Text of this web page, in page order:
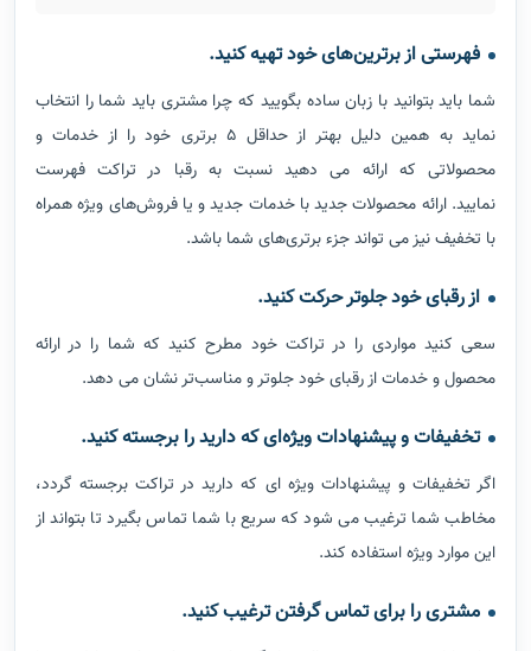
فهرستی از برترین‌های خود تهیه کنید
شما باید بتوانید با زبان ساده بگویید که چرا مشتری باید شما را انتخاب
نماید به همین دلیل بهتر از حداقل 5 برتری خود را از خدمات و
محصولاتی که ارائه می دهید نسبت به رقبا در تراکت فهرست
نمایید.
ارائه محصولات جدید با خدمات جدید و یا فروش‌های ویژه همراه
با تخفیف نیز می تواند جزء برتری‌های شما باشد.
از رقبای خود جلوتر حرکت کنید.
سعی کنید مواردی را در تراکت خود مطرح کنید که شما را در ارائه
محصول و خدمات از رقبای خود جلوتر و مناسب‌تر نشان می دهد.
تخفیفات و پیشنهادات ویژه‌ای که دارید را برجسته کنید.
اگر تخفیفات و پیشنهادات ویژه ای که دارید در تراکت برجسته گردد،
مخاطب شما ترغیب می شود که سریع با شما تماس بگیرد تا بتواند از
این موارد ویژه استفاده کند.
مشتری را برای تماس گرفتن ترغیب کنید.